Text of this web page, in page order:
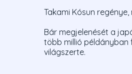
Takami Kósun
Bár megjelenését a
több millió példányban
világszerte.